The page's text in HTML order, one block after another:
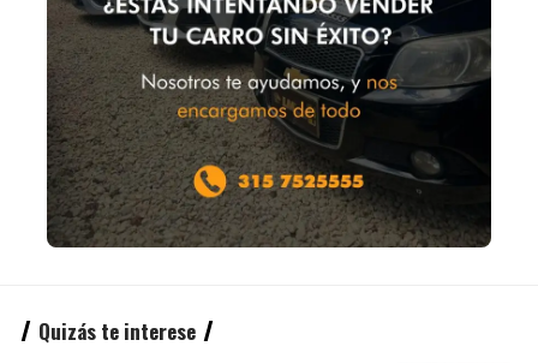
Quizás te interese